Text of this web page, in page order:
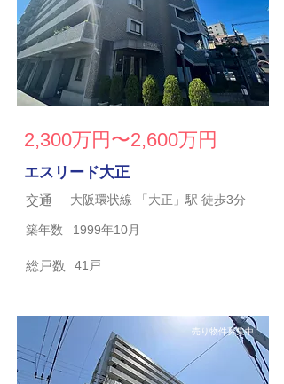
2,300万円〜2,600万円
エスリード大正
交通 大阪環状線 「大正」駅 徒歩3分
築年数 1999年10月
総戸数 41戸
売り物件募集中